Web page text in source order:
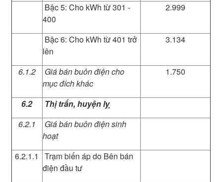
Bậc 5: Cho kWh từ 301 -
400
2.999
Bậc 6: Cho kWh từ 401 trở
lên
3.134
6.1.2
Giá bán buôn điện cho
mục đích khác
1.750
6.2
Thị trấn, huyện lỵ
6.2.1
Giá bán buôn điện sinh
hoạt
6.2.1.1
Trạm biến áp do Bên bán
điện đầu tư